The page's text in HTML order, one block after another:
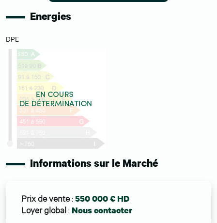
Energies
DPE
Informations sur le Marché
Prix de vente: 550 000 € HD
Loyer global: Nous contacter